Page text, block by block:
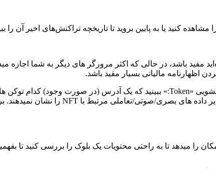
کنید یا به پایین بروید تا تاریخچه تراکنش‌های اخیر آن را
اظهارنامه مالیاتی بسیار مفید باشد.
را میدهد تا به راحتی محتویات یک بلوک را بررسی کنید تا